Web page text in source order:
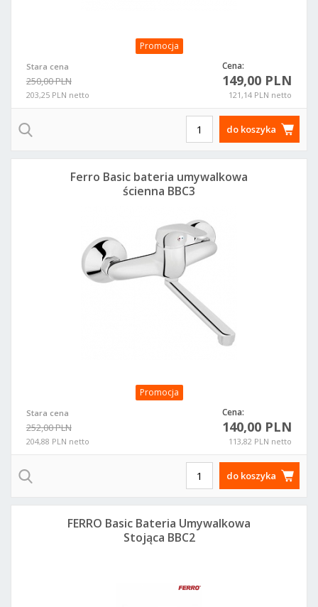
Promocja
Stara cena
250,00 PLN
203,25 PLN netto
Cena:
149,00 PLN
121,14 PLN netto
do koszyka
Promocja
Stara cena
252,00 PLN
204,88 PLN netto
Cena:
140,00 PLN
113,82 PLN netto
Ferro Basic bateria umywalkowa
ścienna BBC3
do koszyka
FERRO Basic Bateria Umywalkowa
Stojąca BBC2